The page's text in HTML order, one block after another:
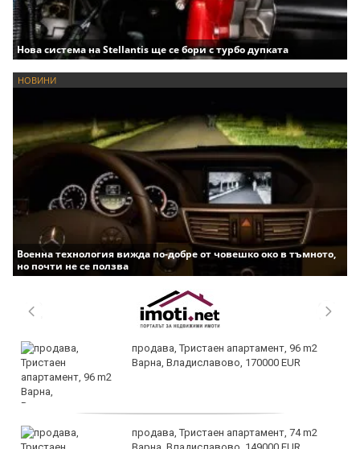
Нова система на Stellantis ще се бори с турбо дупката
НОВИНИ
Военна технология вижда по-добре от човешко око в тъмното,
но почти не се ползва
продава, Тристаен апартамент, 96 m2
Варна, Владиславово, 170000 EUR
продава, Тристаен апартамент, 74 m2